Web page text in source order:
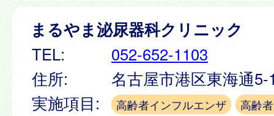
まるやま泌尿器科クリニック
TEL:
052-652-1103
住所:
名古屋市港区東海通
実施項目:
高齢者インフルエンザ 高齢